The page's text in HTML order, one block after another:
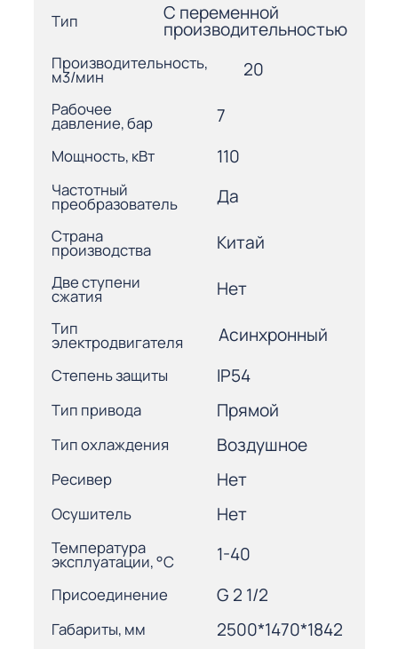
Тип С переменной
производительностью
Производительность,
м3/мин 20
Рабочее
давление, бар 7
Мощность, кВт 110
Частотный
преобразователь Да
Страна
производства Китай
Две ступени
сжатия Нет
Тип
электродвигателя Асинхронный
Степень защиты IP54
Тип привода Прямой
Тип охлаждения Воздушное
Ресивер Нет
Осушитель Нет
Температура
эксплуатации, °С 1-40
Присоединение G 2 1/2
Габариты, мм 2500*1470*1842